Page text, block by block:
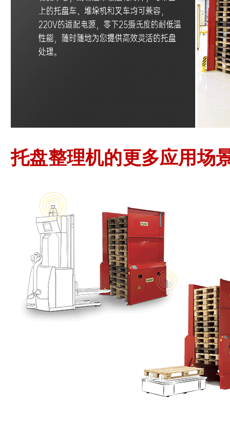
托盘整理机的更多应用场